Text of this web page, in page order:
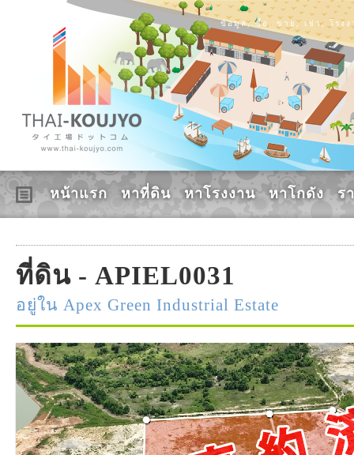
ข้อมูล, ซื้อ, ขาย, เช่า, โรง
หน้าแรก หาที่ดิน หาโรงงาน หาโกดัง ร
ที่ดิน - APIEL0031
อยู่ใน Apex Green Industrial Estate